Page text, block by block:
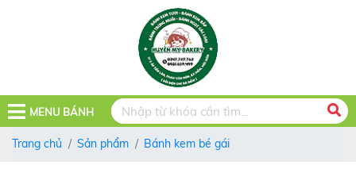
MENU BÁNH
Trang chủ Sản phẩm Bánh kem bé gái